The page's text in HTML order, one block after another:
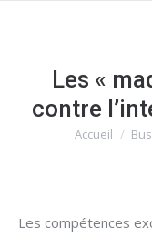
Les «
contre
Vous êtes
Accueil
Les compétences